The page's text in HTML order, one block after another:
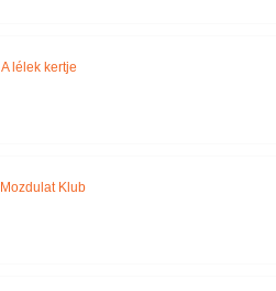
A lélek kertje
Mozdulat Klub